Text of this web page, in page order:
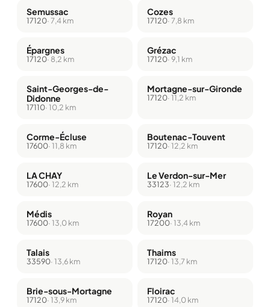
Semussac
17120· 7,4 km
Cozes
17120· 7,8 km
Épargnes
17120· 8,2 km
Grézac
17120· 9,1 km
Saint-Georges-de-
Didonne
17110· 10,2 km
Mortagne-sur-Gironde
17120· 11,2 km
Corme-Écluse
17600· 11,8 km
Boutenac-Touvent
17120· 12,2 km
LA CHAY
17600· 12,2 km
Le Verdon-sur-Mer
33123· 12,2 km
Médis
17600· 13,0 km
Royan
17200· 13,4 km
Talais
33590· 13,6 km
Thaims
17120· 13,7 km
Brie-sous-Mortagne
17120· 13,9 km
Floirac
17120· 14,0 km